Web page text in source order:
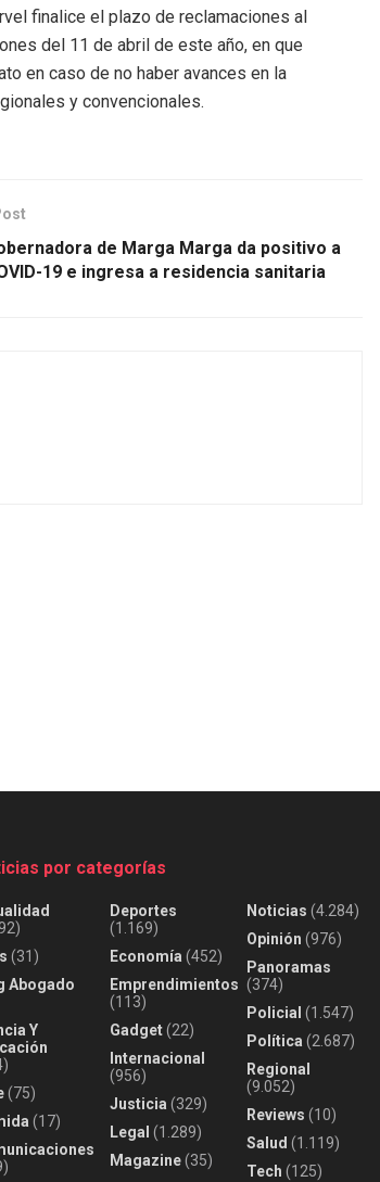
finalice el plazo de reclamaciones al
del 11 de abril de este año, en que
en caso de no haber avances en la
y convencionales.
de Marga Marga da positivo a
19 e ingresa a residencia sanitaria
por categorías
(31)
Abogado
Y
(75)
(17)
Deportes
(1.169)
Economía (452)
Emprendimientos
(113)
Gadget(22)
Internacional
(956)
Justicia (329)
Legal (1.289)
Magazine(35)
Noticias (4.284)
Opinión (976)
Panoramas
(374)
Policial (1.547)
Política (2.687)
Regional
(9.052)
Reviews (10)
Salud (1.119)
Tech (125)